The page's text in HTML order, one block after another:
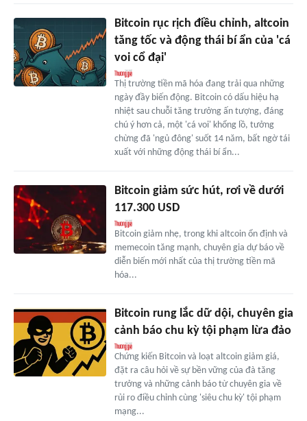
Bitcoin rục rịch điều chỉnh, altcoin
tăng tốc và động thái bí ẩn của 'cá
voi cổ đại'
Thị trường tiền mã hóa đang trải qua những
ngày đầy biến động. Bitcoin có dấu hiệu hạ
nhiệt sau chuỗi tăng trưởng ấn tượng, đáng
chú ý hơn cả, một 'cá voi' khổng lồ, tưởng
chừng đã 'ngủ đông' suốt 14 năm, bất ngờ tái
xuất với những động thái bí ẩn...
Bitcoin giảm sức hút, rơi về dưới
117.300 USD
Bitcoin giảm nhẹ, trong khi altcoin ổn định và
memecoin tăng mạnh, chuyên gia dự báo về
diễn biến mới nhất của thị trường tiền mã
hóa...
Bitcoin rung lắc dữ dội, chuyên gia
cảnh báo chu kỳ tội phạm lừa đảo
Chứng kiến Bitcoin và loạt altcoin giảm giá,
đặt ra câu hỏi về sự bền vững của đà tăng
trưởng và những cảnh báo từ chuyên gia về
rủi ro điều chỉnh cùng 'siêu chu kỳ' tội phạm
mạng...